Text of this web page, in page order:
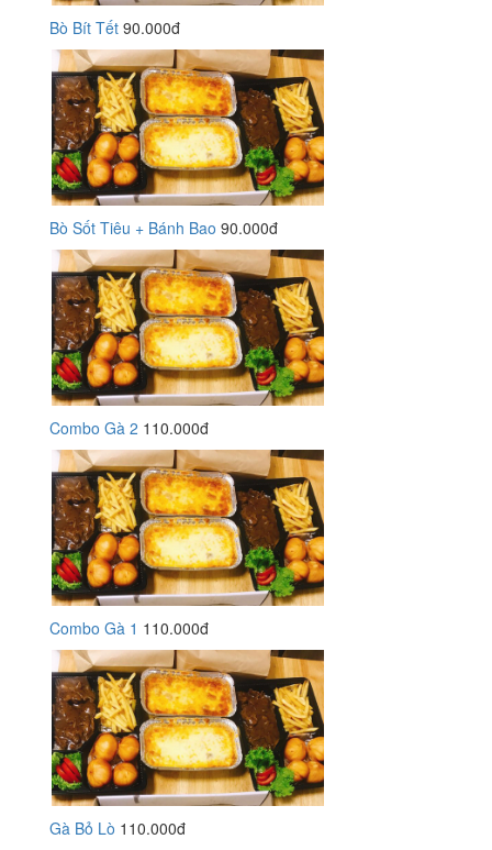
Bò Bít Tết 90.000đ
Bò Sốt Tiêu + Bánh Bao 90.000đ
Combo Gà 2 110.000đ
Combo Gà 1 110.000đ
Gà Bỏ Lò 110.000đ